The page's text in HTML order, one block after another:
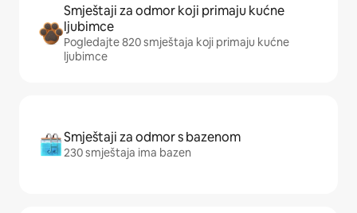
Smještaji za odmor koji primaju kućne
ljubimce
Pogledajte 820 smještaja koji primaju kućne
ljubimce
Smještaji za odmor s bazenom
230 smještaja ima bazen